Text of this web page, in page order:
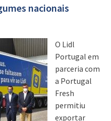
nacionais
O Lidl
Portugal em
parceria com
a Portugal
Fresh
permitiu
exportar